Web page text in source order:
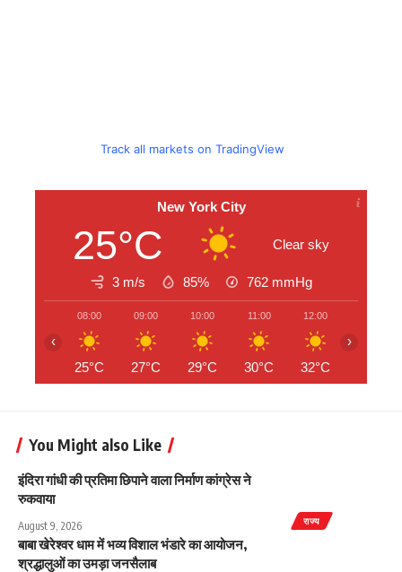
Track all markets on TradingView
New York City
25°C Clear sky
3 m/s 85% 762 mmHg
08:00
25°C
09:00
27°C
10:00
29°C
11:00
30°C
12:00
32°C
‹ ›
You Might also Like
राज्य
इंदिरा गांधी की प्रतिमा छिपाने वाला निर्माण कांग्रेस ने
रुकवाया
August 9, 2026
बाबा खेरेश्वर धाम में भव्य विशाल भंडारे का आयोजन,
श्रद्धालुओं का उमड़ा जनसैलाब